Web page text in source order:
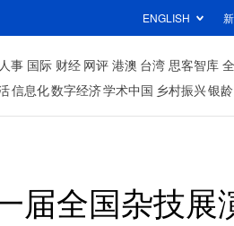
ENGLISH
人事 国际 财经 网评 港澳 台湾 思客智库
信息化数字经济学术中国 乡村振兴银龄
届全国杂技展